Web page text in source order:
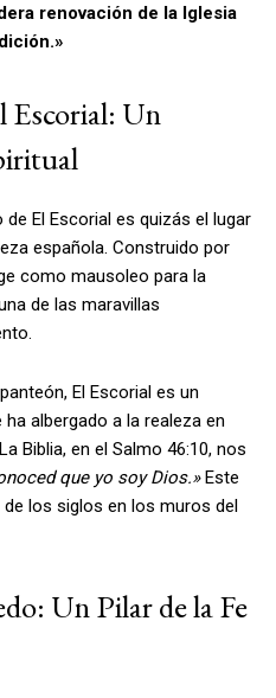
renovación de la Iglesia
Escorial: Un
El Escorial es quizás el lugar
española. Construido por
como mausoleo para la
de las maravillas
El Escorial es un
albergado a la realeza en
Biblia, en el Salmo 46:10, nos
que yo soy Dios.»Este
los siglos en los muros del
Un Pilar de la Fe